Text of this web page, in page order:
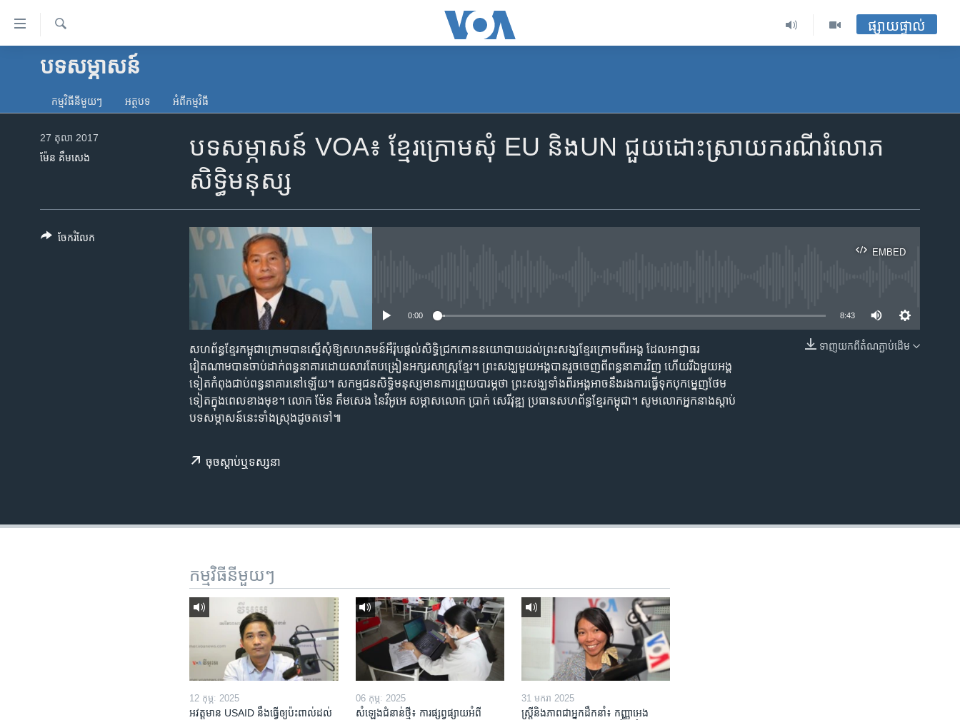
ទៅ​
គេហទំព័រ​
ទាក់ទង
និង​អាមេរិក
ទូរទស្សន៍ / វីដេអូ​
រក
ផ្សាយផ្ទាល់
បទ​សម្ភាសន៍
កម្មវិធី​នីមួយៗ អត្ថបទ​ អំពី​កម្មវិធី​
បទ​សម្ភាសន៍ VOA៖ ខ្មែរ​ក្រោម​សុំ EU ​និងUN ជួយ​ដោះស្រាយ​ករណី​រំលោភ​
សិទ្ធិមនុស្ស
27 តុលា 2017
ម៉ែន គឹមសេង
EMBED
EMBED
0:00 8:43
ទាញ​យក​ពី​តំណភ្ជាប់​ដើម
សហព័ន្ធ​ខ្មែរ​កម្ពុជា​ក្រោម​បាន​ស្នើ​សុំ​ឱ្យ​សហគមន៍​អឺរ៉ុប​ផ្តល់​សិទ្ធិ​ជ្រកកោន​នយោបាយ​ដល់​ព្រះសង្ឃ​ខ្មែរក្រោម​ពីរ​អង្គ ​ដែល​អាជ្ញាធរ​
វៀតណាម​បាន​ចាប់​ដាក់​ពន្ធនាគារ​ដោយសារ​​តែ​បង្រៀន​អក្សរសាស្រ្ត​ខ្មែរ។ ព្រះសង្ឃ​មួយ​អង្គ​បាន​រួច​ចេញ​ពី​ពន្ធនាគារ​វិញ ហើយ​រីឯ​មួយ​អង្គ​
ទៀត​កំពុង​ជាប់​ពន្ធនាគារ​នៅ​ឡើយ។ សកម្មជន​សិទ្ធិ​មនុស្ស​​​មាន​ការ​ព្រួយ​បារម្ភ​ថា ​ព្រះសង្ឃ​ទាំងពីរ​អង្គ​អាច​នឹង​រង​ការ​ធ្វើ​ទុក​បុកម្នេញ​ថែម
ទៀត​ក្នុង​ពេល​ខាង​មុខ។ ​លោក ម៉ែន គឹមសេង នៃ​វីអូអេ​ សម្ភាស​​លោក​ ប្រាក់​ សេរីវុឌ្ឍ ប្រធាន​សហព័ន្ធ​ខ្មែរ​កម្ពុជា។ សូម​លោក​អ្នក​នាង​ស្តាប់​
បទ​សម្ភាសន៍​នេះ​ទាំងស្រុង​ដូច​តទៅ៕
ចុច​​ស្តាប់​ឬ​ទស្សនា
ចែករំលែក
កម្មវិធី​នីមួយៗ
12 កុម្ភៈ 2025
អវត្តមាន USAID នឹងធ្វើឲ្យប៉ះពាល់ដល់
06 កុម្ភៈ 2025
សំឡេងជំនាន់ថ្មី៖ ការផ្សព្វផ្សាយអំពី
31 មករា 2025
ស្រ្តី​និង​ភាព​ជា​អ្នក​ដឹកនាំ៖ កញ្ញា​អេង